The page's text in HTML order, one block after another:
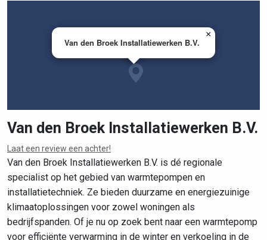
Van den Broek Installatiewerken B.V.
×
Leaflet|©OpenStreetMapcontributors
Van den Broek Installatiewerken B.V.
Laat een review een achter!
Van den Broek Installatiewerken B.V. is dé regionale
specialist op het gebied van warmtepompen en
installatietechniek. Ze bieden duurzame en energiezuinige
klimaatoplossingen voor zowel woningen als
bedrijfspanden. Of je nu op zoek bent naar een warmtepomp
voor efficiënte verwarming in de winter en verkoeling in de